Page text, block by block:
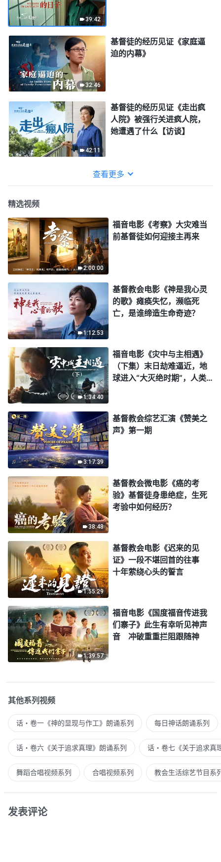
39:42
32:46
基督徒的经历见证《家庭逼
迫的内幕》
42:11
基督徒的经历见证《走出疯
人院》被强行关进疯人院，
她遭遇了什么【访谈】
查看更多
精选视频
2:00:00
福音电影《考察》大灾难当
前基督徒如何迎接主再来
1:12:53
基督教会电影《神是我心灵
的歌》瘫痪失忆，濒临死
亡，是谁缔造生命奇迹？
1:34:40
福音电影《灾中与主相遇》
（下集）末日劫难逼近，地
球进入“大灭绝时期”，人类
3:17:39
基督教会综艺汇演《赞美之
声》第一期
38:48
基督教会微电影《癌的考
验》基督徒身患绝症，生死
考验中如何经历？
1:55:29
基督教会电影《迟来的见
证》一段不堪回首的往事
十年萦绕心头的誓言
1:39:57
福音电影《国度福音传进我
们寨子》此生有幸听见神声
音 冲破重重拦阻跟随神
其他系列视频
话・卷一《神的显现与作工》朗诵系列 每日神话朗诵系列
话・卷六《关于追求真理》朗诵系列 话・卷七《关于追求真
舞蹈合唱视频系列 合唱视频系列 教会生活综艺节目系
发表评论